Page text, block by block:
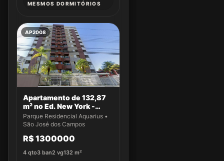
MESMOS DORMITÓRIOS
AP2008
Apartamento de 132,87
m² no Ed. New York -
Apto 61
Parque Residencial Aquarius •
São José dos Campos
R$ 1300000
4 qto3 ban2 vg132 m²